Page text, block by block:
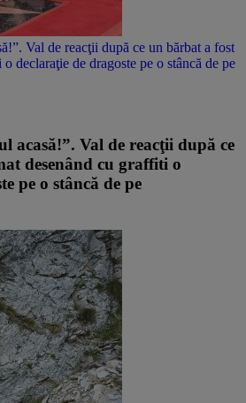
Val de reacţii după ce un bărbat a fost
declaraţie de dragoste pe o stâncă de pe
acasă!”. Val de reacţii după ce
desenând cu graffiti o
pe o stâncă de pe